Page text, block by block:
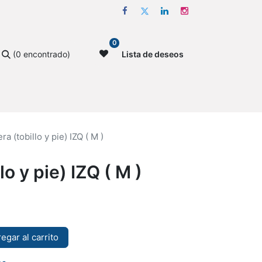
(0 encontrado)
0
Lista de deseos
(tobillo y pie) IZQ ( M )
y pie) IZQ ( M )
al carrito